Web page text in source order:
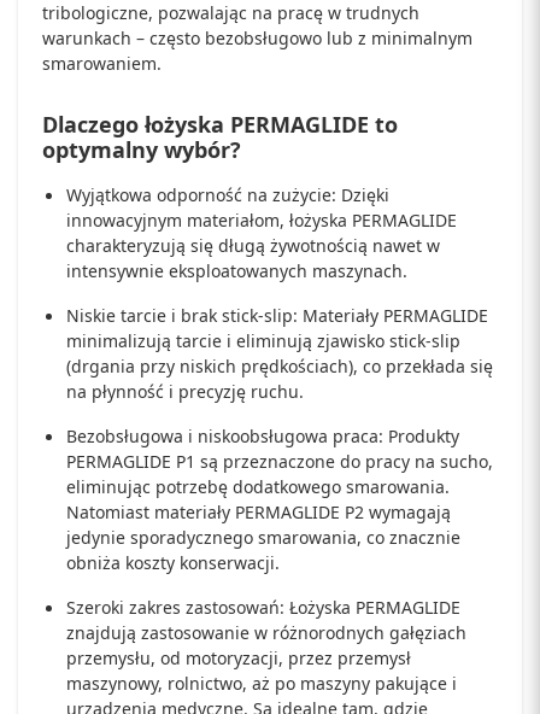
tribologiczne, pozwalając na pracę w trudnych
warunkach – często bezobsługowo lub z minimalnym
smarowaniem.
Dlaczego łożyska PERMAGLIDE to
optymalny wybór?
Wyjątkowa odporność na zużycie: Dzięki
innowacyjnym materiałom, łożyska PERMAGLIDE
charakteryzują się długą żywotnością nawet w
intensywnie eksploatowanych maszynach.
Niskie tarcie i brak stick-slip: Materiały PERMAGLIDE
minimalizują tarcie i eliminują zjawisko stick-slip
(drgania przy niskich prędkościach), co przekłada się
na płynność i precyzję ruchu.
Bezobsługowa i niskoobsługowa praca: Produkty
PERMAGLIDE P1 są przeznaczone do pracy na sucho,
eliminując potrzebę dodatkowego smarowania.
Natomiast materiały PERMAGLIDE P2 wymagają
jedynie sporadycznego smarowania, co znacznie
obniża koszty konserwacji.
Szeroki zakres zastosowań: Łożyska PERMAGLIDE
znajdują zastosowanie w różnorodnych gałęziach
przemysłu, od motoryzacji, przez przemysł
maszynowy, rolnictwo, aż po maszyny pakujące i
urządzenia medyczne. Są idealne tam, gdzie